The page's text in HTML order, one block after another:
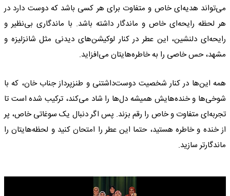
می‌تواند هدیه‌ای خاص و متفاوت برای هر کسی باشد که دوست دارد در
هر لحظه رایحه‌ای خاص و ماندگار داشته باشد. با ماندگاری بی‌نظیر و
رایحه‌ای دلنشین، این عطر در کنار لوکیشن‌های دیدنی مثل شانزلیزه و
مشهد، حس خاصی را به خاطره‌هایتان می‌افزاید.
همه این‌ها در کنار شخصیت دوست‌داشتنی و طنزپرداز جناب خان، که با
شوخی‌ها و خنده‌هایش همیشه دل‌ها را شاد می‌کند، ترکیب شده است تا
تجربه‌ای متفاوت و خاص را رقم بزند. پس اگر دنبال یک سوغاتی خاص، پر
از خنده و خاطره هستید، حتما این عطر را امتحان کنید و لحظه‌هایتان را
ماندگارتر سازید.